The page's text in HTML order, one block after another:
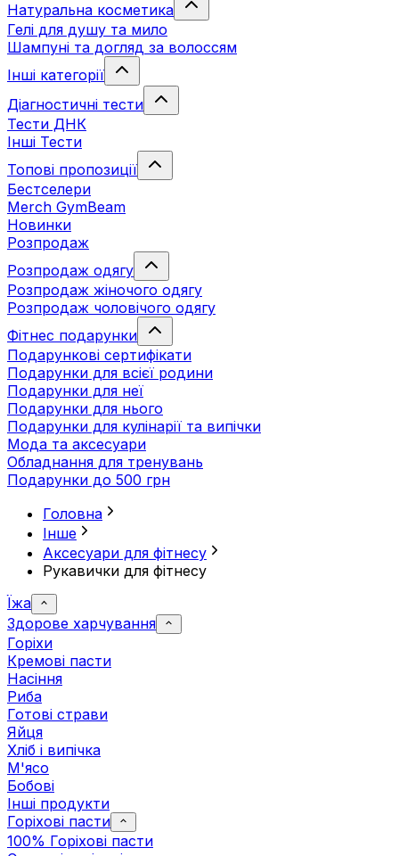
Натуральна косметика
Гелі для душу та мило
Шампуні та догляд за волоссям
Інші категорії
Діагностичні тести
Тести ДНК
Інші Тести
Топові пропозиції
Бестселери
Merch GymBeam
Новинки
Розпродаж
Розпродаж одягу
Розпродаж жіночого одягу
Розпродаж чоловічого одягу
Фітнес подарунки
Подарункові сертифікати
Подарунки для всієї родини
Подарунки для неї
Подарунки для нього
Подарунки для кулінарії та випічки
Мода та аксесуари
Обладнання для тренувань
Подарунки до 500 грн
Головна
Інше
Аксесуари для фітнесу
Рукавички для фітнесу
Їжа
Здорове харчування
Горіхи
Кремові пасти
Насіння
Риба
Готові страви
Яйця
Хліб і випічка
М'ясо
Бобові
Інші продукти
Горіхові пасти
100% Горіхові пасти